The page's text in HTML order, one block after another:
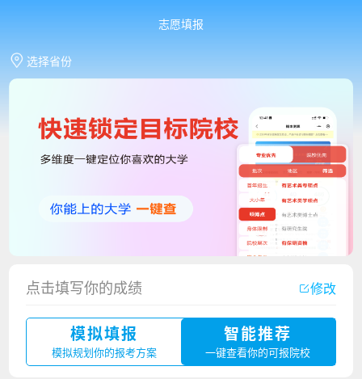
志愿填报
选择省份
点击填写你的成绩 修改
模拟填报
模拟规划你的报考方案
智能推荐
一键查看你的可报院校
厦门大学嘉庚学院2023年艺术类招生简章